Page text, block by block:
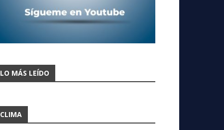
LO MÁS LEÍDO
CLIMA